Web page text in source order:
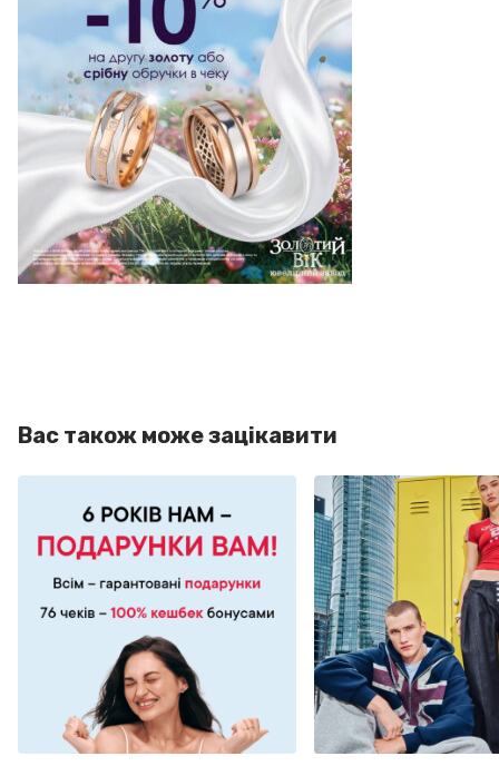
Вас також може зацікавити